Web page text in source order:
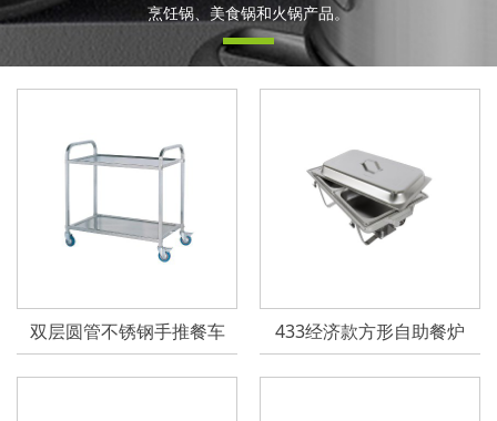
烹饪锅、美食锅和火锅产品。
双层圆管不锈钢手推餐车 433经济款方形自助餐炉